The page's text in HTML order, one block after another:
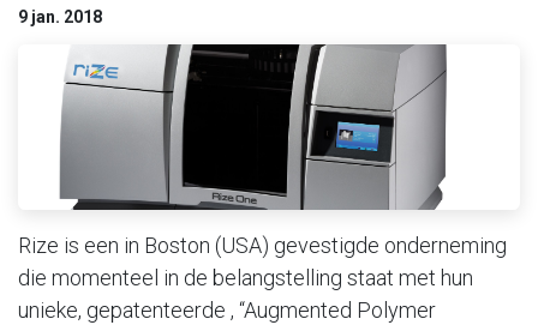
9 jan. 2018
Rize is een in Boston (USA) gevestigde onderneming
die momenteel in de belangstelling staat met hun
unieke, gepatenteerde , “Augmented Polymer